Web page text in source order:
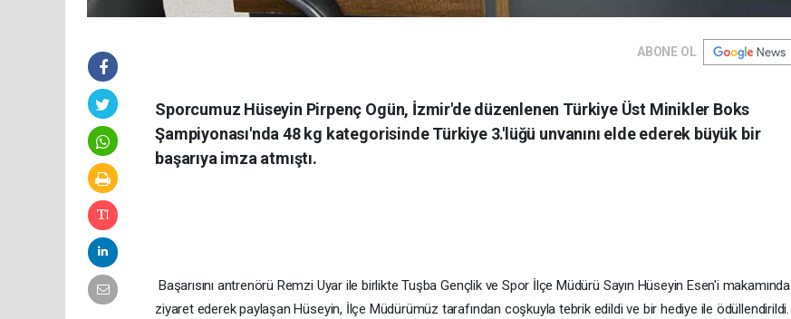
ABONE OL
Sporcumuz Hüseyin Pirpenç Ogün, İzmir'de düzenlenen Türkiye Üst Minikler Boks
Şampiyonası'nda 48 kg kategorisinde Türkiye 3.'lüğü unvanını elde ederek büyük bir
başarıya imza atmıştı.
Başarısını antrenörü Remzi Uyar ile birlikte Tuşba Gençlik ve Spor İlçe Müdürü Sayın Hüseyin Esen'i makamında
ziyaret ederek paylaşan Hüseyin, İlçe Müdürümüz tarafından coşkuyla tebrik edildi ve bir hediye ile ödüllendirildi.